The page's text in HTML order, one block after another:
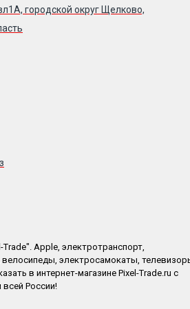
городской округ Щелково,
Trade". Apple, электротранспорт,
велосипеды, электросамокаты,
в интернет-магазине Pixel-Trade.ru с
России!